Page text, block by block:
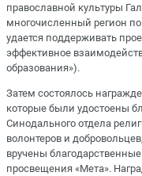
православной культуры
многочисленный регион
удается поддерживать
эффективное
образования»).
Затем состоялось
которые были удостоены
Синодального отдела
волонтеров и
вручены
просвещения «Мета».